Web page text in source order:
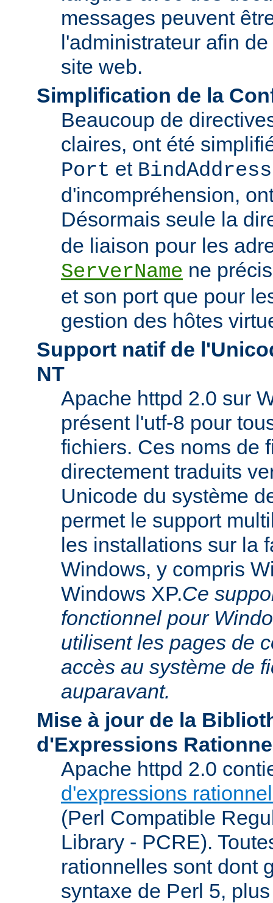
messages peuvent
l'administrateur afin
site web.
Simplification de la
Beaucoup de
claires, ont été
Port et BindAddress
d'incompréhension,
Désormais seule la
de liaison pour les
ServerName ne
et son port que pour
gestion des hôtes
Support natif de
NT
Apache httpd 2.0 sur
présent l'utf-8 pour
fichiers. Ces noms de
directement traduits
Unicode du système
permet le support
les installations sur la
Windows, y compris
Windows XP.Ce
fonctionnel pour
utilisent les pages de
accès au système de
auparavant.
Mise à jour de la
d'Expressions
Apache httpd 2.0
d'expressions
(Perl Compatible
Library - PCRE).
rationnelles sont dont
syntaxe de Perl 5,